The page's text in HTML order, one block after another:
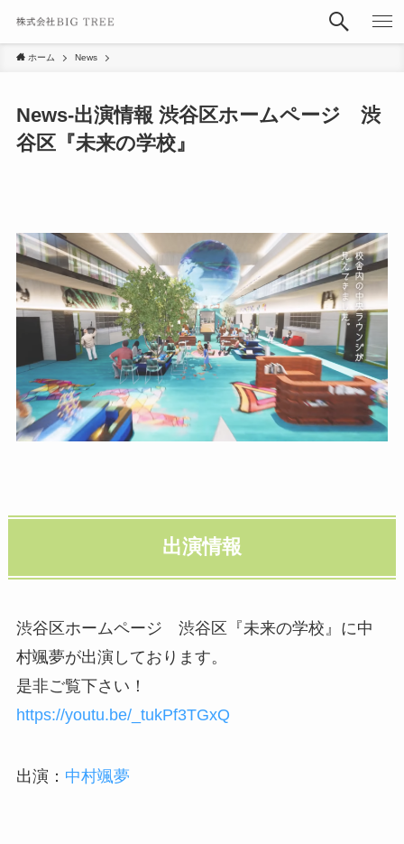
ホーム News
News-出演情報 渋谷区ホームページ 渋
谷区『未来の学校』
出演情報
渋谷区ホームページ 渋谷区『未来の学校』に中
村颯夢が出演しております。
是非ご覧下さい！
https://youtu.be/_tukPf3TGxQ
出演： 中村颯夢